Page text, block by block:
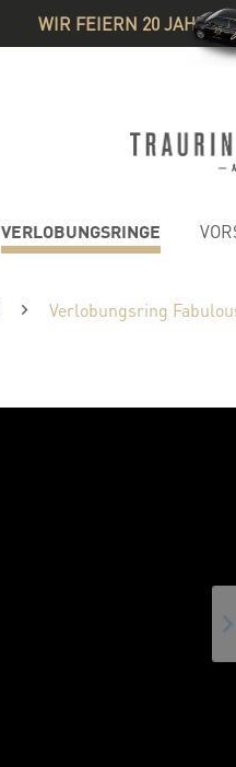
WIR FEIERN 20 JAHRE&
VERLOBUNGSRINGE
Verlobungsring